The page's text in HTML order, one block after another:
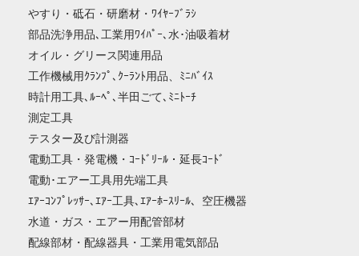
やすり・砥石・研磨材・ﾜｲﾔｰﾌﾞﾗｼ
部品洗浄用品､工業用ﾜｲﾊﾟｰ､水･油吸着材
オイル・グリース関連用品
工作機械用ｸﾗﾝﾌﾟ､ｸｰﾗﾝﾄ用品、ﾐﾆﾊﾞｲｽ
時計用工具､ﾙｰﾍﾟ､半田ごて､ﾐﾆﾄｰﾁ
測定工具
テスター及び計測器
電動工具・発電機・ｺｰﾄﾞﾘｰﾙ・延長ｺｰﾄﾞ
電動･エアー工具用先端工具
ｴｱｰｺﾝﾌﾟﾚｯｻｰ､ｴｱｰ工具､ｴｱｰﾎｰｽﾘｰﾙ、空圧機器
水道・ガス・エアー用配管部材
配線部材・配線器具・工業用電気部品